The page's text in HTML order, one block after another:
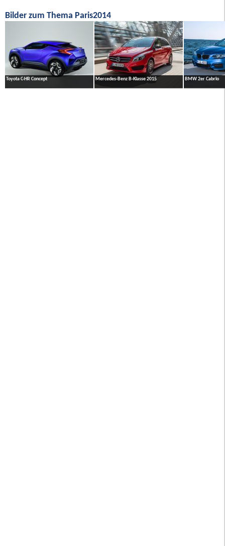
Bilder zum Thema Paris2014
Toyota C-HR Concept Mercedes-Benz B-Klasse 2015 BMW 2er Cabrio